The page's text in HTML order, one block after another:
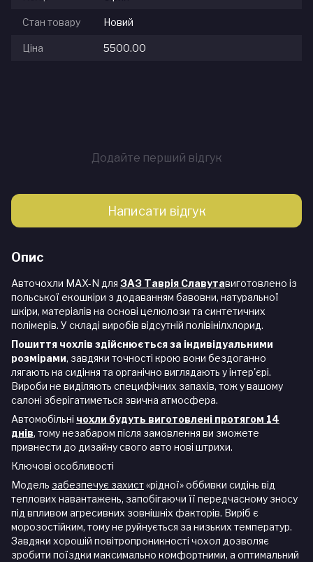
Стан товару Новий
Ціна 5500.00
Додайте перший відгук
Написати відгук
Опис
Авточохли MAX-N для ЗАЗ Таврія Славутавиготовлено із
польської екошкіри з додаванням бавовни, натуральної
шкіри, матеріалів на основі целюлози та синтетичних
полімерів. У складі виробів відсутній полівінілхлорид.
Пошиття чохлів здійснюється за індивідуальними
розмірами, завдяки точності крою вони бездоганно
лягають на сидіння та органічно виглядають у інтер'єрі.
Вироби не виділяють специфічних запахів, тож у вашому
салоні зберігатиметься звична атмосфера.
Автомобільні чохли будуть виготовлені протягом 14
днів, тому незабаром після замовлення ви зможете
привнести до дизайну свого авто нові штрихи.
Ключові особливості
Модель забезпечує захист«рідної» оббивки сидінь від
теплових навантажень, запобігаючи її передчасному зносу
під впливом агресивних зовнішніх факторів. Виріб є
морозостійким, тому не руйнується за низьких температур.
Завдяки хорошій повітропроникності чохол дозволяє
зробити поїздки максимально комфортними, а оптимальний